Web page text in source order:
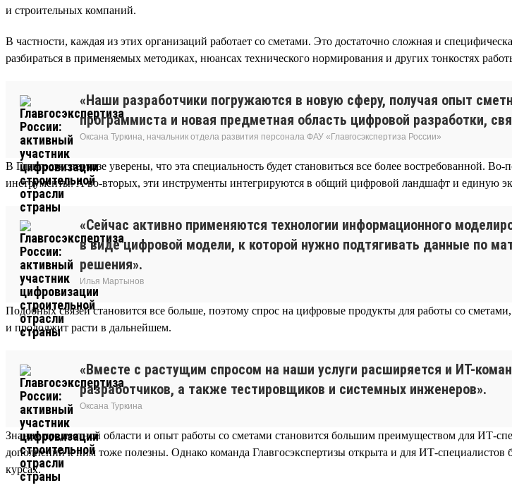
и строительных компаний.
В частности, каждая из этих организаций работает со сметами. Это достаточно сложная и
разбираться в применяемых методиках, нюансах технического нормирования и других тонкостях
«Наши разработчики погружаются в новую сферу, получая опыт
программиста и новая предметная область цифровой разработки,
Оксана Туркина, начальник отдела развития персонала ФАУ «Главгосэкспертиза России»
В Главгосэкспертизе уверены, что эта специальность будет становиться все более
инструменты. А во-вторых, эти инструменты интегрируются в общий цифровой ландшафт и единую
«Сейчас активно применяются технологии информационного
в виде цифровой модели, к которой нужно подтягивать данные по
решения».
Илья Мартынов
Подобных связей становится все больше, поэтому спрос на цифровые продукты для работы со
и продолжит расти в дальнейшем.
«Вместе с растущим спросом на наши услуги расширяется и ИТ-
разработчиков, а также тестировщиков и системных инженеров».
Оксана Туркина
Знание предметной области и опыт работы со сметами становится большим преимуществом для ИТ-
дополнений к ним тоже полезны. Однако команда Главгосэкспертизы открыта и для ИТ-
курсах.